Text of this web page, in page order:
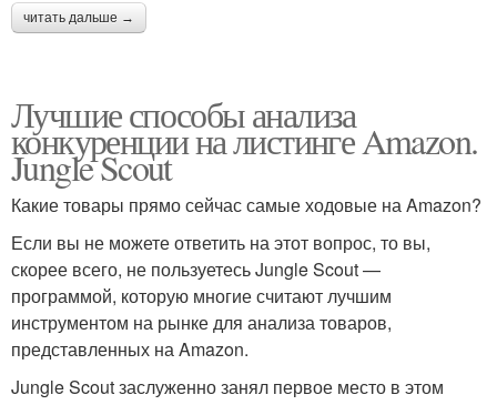
читать дальше →
Лучшие способы анализа
конкуренции на листинге Amazon.
Jungle Scout
Какие товары прямо сейчас самые ходовые на Amazon?
Если вы не можете ответить на этот вопрос, то вы,
скорее всего, не пользуетесь Jungle Scout —
программой, которую многие считают лучшим
инструментом на рынке для анализа товаров,
представленных на Amazon.
Jungle Scout заслуженно занял первое место в этом